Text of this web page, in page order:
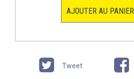
AJOUTER AU PANIER
Tweet